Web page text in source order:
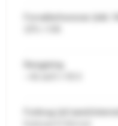
Rengøring
Forbrug (el/vand/